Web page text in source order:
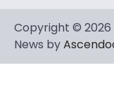
Copyright © 2026
News by